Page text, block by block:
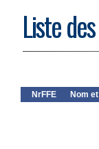
Liste
NrFFE Nom